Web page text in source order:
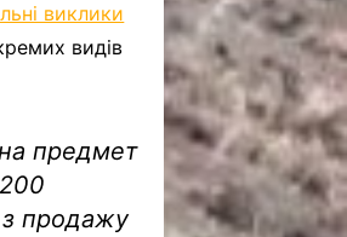
виклики
видів
предмет
з продажу